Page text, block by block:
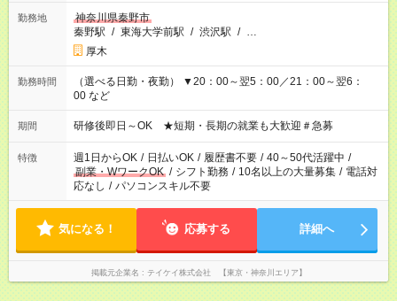
勤務地
神奈川県秦野市
秦野駅 / 東海大学前駅 / 渋沢駅 / …
厚木
勤務時間
（選べる日勤・夜勤） ▼20：00～翌5：00／21：00～翌6：
00 など
期間 研修後即日～OK ★短期・長期の就業も大歓迎＃急募
特徴 週1日からOK / 日払いOK / 履歴書不要 / 40～50代活躍中 /
副業・WワークOK / シフト勤務 / 10名以上の大量募集 / 電話対
応なし / パソコンスキル不要
気になる！ 応募する 詳細へ
掲載元企業名 テイケイ株式会社 【東京・神奈川エリア】